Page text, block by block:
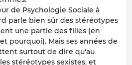
de Psychologie Sociale à
parle bien sûr des stéréotypes
une partie des filles (en
pourquoi). Mais ses années de
surtout de dire qu'au
stéréotypes sexistes, et